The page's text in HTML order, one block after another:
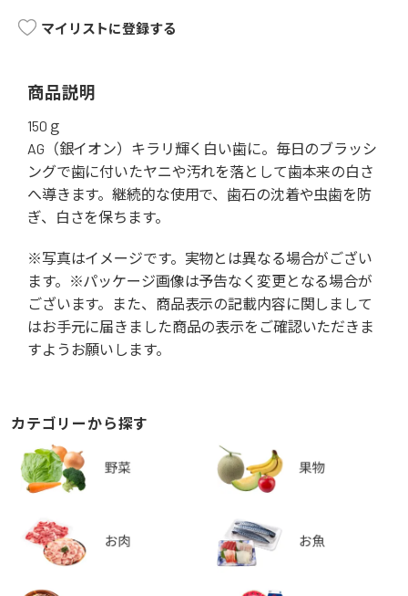
マイリストに登録する
商品説明
150ｇ
AG（銀イオン）キラリ輝く白い歯に。毎日のブラッシ
ングで歯に付いたヤニや汚れを落として歯本来の白さ
へ導きます。継続的な使用で、歯石の沈着や虫歯を防
ぎ、白さを保ちます。
※写真はイメージです。実物とは異なる場合がござい
ます。※パッケージ画像は予告なく変更となる場合が
ございます。また、商品表示の記載内容に関しまして
はお手元に届きました商品の表示をご確認いただきま
すようお願いします。
カテゴリーから探す